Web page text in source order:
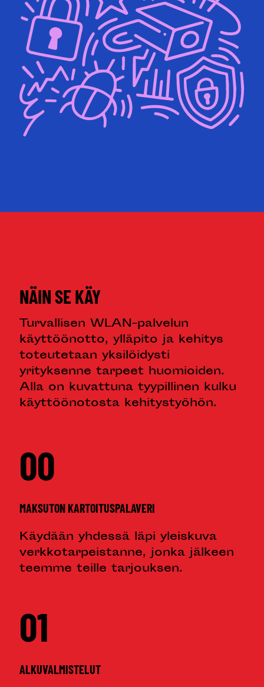
NÄIN SE KÄY
Turvallisen WLAN-palvelun
käyttöönotto, ylläpito ja kehitys
toteutetaan yksilöidysti
yrityksenne tarpeet huomioiden.
Alla on kuvattuna tyypillinen kulku
käyttöönotosta kehitystyöhön.
00
MAKSUTON KARTOITUSPALAVERI
Käydään yhdessä läpi yleiskuva
verkkotarpeistanne, jonka jälkeen
teemme teille tarjouksen.
01
ALKUVALMISTELUT